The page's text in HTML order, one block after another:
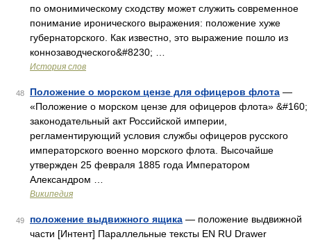
по омонимическому сходству может служить современное
понимание иронического выражения: положение хуже
губернаторского. Как известно, это выражение пошло из
коннозаводческого&#8230; …
История слов
48 Положение о морском цензе для офицеров флота —
«Положение о морском цензе для офицеров флота» &#160;
законодательный акт Российской империи,
регламентирующий условия службы офицеров русского
императорского военно морского флота. Высочайше
утвержден 25 февраля 1885 года Императором
Александром …
Википедия
49 положение выдвижного ящика — положение выдвижной
части [Интент] Параллельные тексты EN RU Drawer